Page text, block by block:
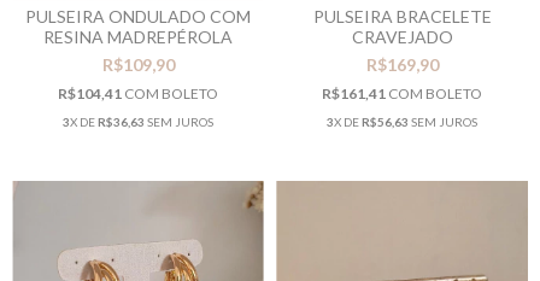
PULSEIRA ONDULADO COM
RESINA MADREPÉROLA
R$109,90
R$104,41 COM BOLETO
3X DER$36,63 SEM JUROS
PULSEIRA BRACELETE
CRAVEJADO
R$169,90
R$161,41 COM BOLETO
3X DER$56,63 SEM JUROS